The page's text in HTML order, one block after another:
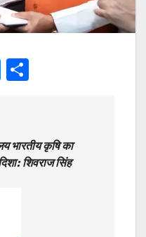
M
s
e
e
भारतीय कृषि का
शिवराज सिंह